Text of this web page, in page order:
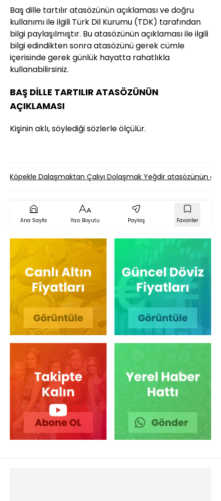
Baş dille tartılır atasözünün açıklaması ve doğru
kullanımı ile ilgili Türk Dil Kurumu (TDK) tarafından
bilgi paylaşılmıştır. Bu atasözünün açıklaması ile ilgili
bilgi edindikten sonra atasözünü gerek cümle
içerisinde gerek günlük hayatta rahatlıkla
kullanabilirsiniz.
BAŞ DİLLE TARTILIR ATASÖZÜNÜN
AÇIKLAMASI
Kişinin aklı, söylediği sözlerle ölçülür.
Köpekle Dalaşmaktan Çalıyı Dolaşmak Yeğdir atasözünün
Ana Sayfa Yazı Boyutu Paylaş Favoriler